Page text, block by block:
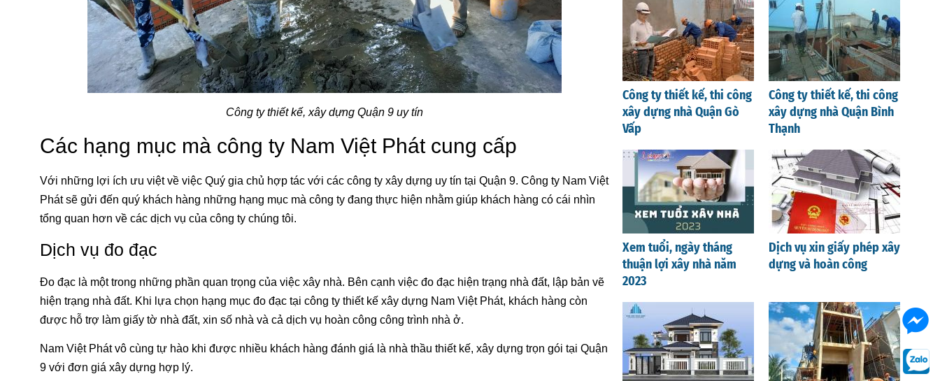
Công ty thiết kế, xây dựng Quận 9 uy tín
Các hạng mục mà công ty Nam Việt Phát cung cấp
Với những lợi ích ưu việt về việc Quý gia chủ hợp tác với các công ty xây dựng uy tín tại Quận 9. Công ty Nam Việt
Phát sẽ gửi đến quý khách hàng những hạng mục mà công ty đang thực hiện nhằm giúp khách hàng có cái nhìn
tổng quan hơn về các dịch vụ của công ty chúng tôi.
Dịch vụ đo đạc
Đo đạc là một trong những phần quan trọng của việc xây nhà. Bên cạnh việc đo đạc hiện trạng nhà đất, lập bản vẽ
hiện trạng nhà đất. Khi lựa chọn hạng mục đo đạc tại công ty thiết kế xây dựng Nam Việt Phát, khách hàng còn
được hỗ trợ làm giấy tờ nhà đất, xin số nhà và cả dịch vụ hoàn công công trình nhà ở.
Nam Việt Phát vô cùng tự hào khi được nhiều khách hàng đánh giá là nhà thầu thiết kế, xây dựng trọn gói tại Quận
9 với đơn giá xây dựng hợp lý.
Công ty thiết kế, thi công
xây dựng nhà Quận Gò
Vấp
Công ty thiết kế, thi công
xây dựng nhà Quận Bình
Thạnh
Xem tuổi, ngày tháng
thuận lợi xây nhà năm
2023
Dịch vụ xin giấy phép xây
dựng và hoàn công